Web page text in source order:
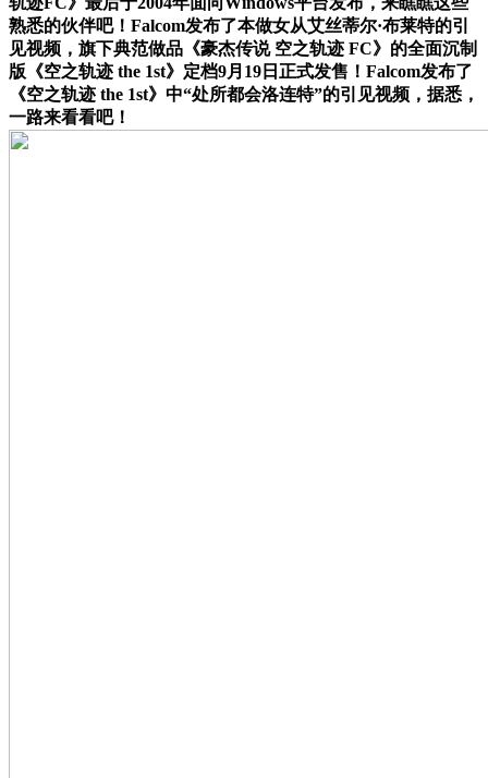
熟悉的伙伴吧！Falcom发布了本做女从艾丝蒂尔·布莱特的引
见视频，旗下典范做品《豪杰传说 空之轨迹 FC》的全面沉制
版《空之轨迹 the 1st》定档9月19日正式发售！Falcom发布了
《空之轨迹 the 1st》中“处所都会洛连特”的引见视频，据悉，
一路来看看吧！